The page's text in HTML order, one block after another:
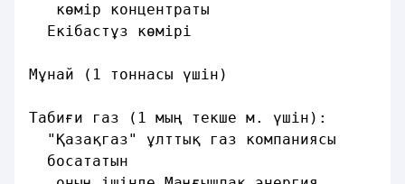
көмiр концентраты
Екiбастұз көмiрi
Мұнай (1 тоннасы үшiн)
Табиғи газ (1 мың текше м. үшiн):
"Қазақгаз" ұлттық газ компаниясы
босататын